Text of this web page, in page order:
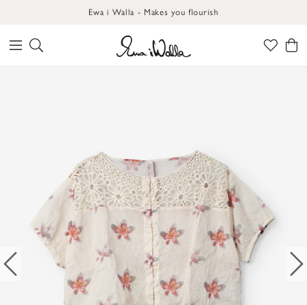
Ewa i Walla - Makes you flourish